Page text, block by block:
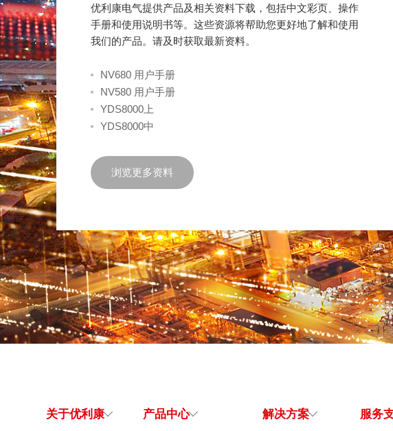
优利康电气提供产品及相关资料下载，包括中文彩页、操作
手册和使用说明书等。这些资源将帮助您更好地了解和使用
我们的产品。请及时获取最新资料。
NV680 用户手册
NV580 用户手册
YDS8000上
YDS8000中
浏览更多资料
关于优利康 产品中心 解决方案 服务